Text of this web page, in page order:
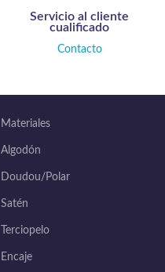
Servicio al cliente
cualificado
Contacto
Materiales
Algodón
Doudou/Polar
Satén
Terciopelo
Encaje